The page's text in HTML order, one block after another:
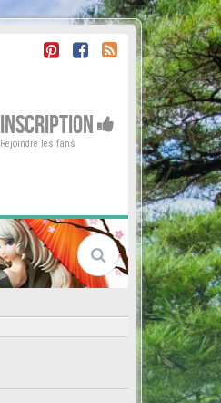
INSCRIPTION
Rejoindre les fans